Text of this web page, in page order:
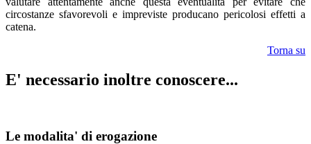
circostanze sfavorevoli e impreviste producano pericolosi effetti a
catena.
Torna su
E' necessario inoltre conoscere...
Le modalita' di erogazione